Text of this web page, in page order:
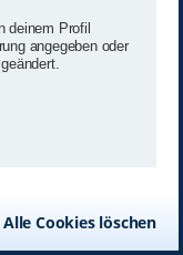
deinem Profil
angegeben oder
Alle Cookies löschen